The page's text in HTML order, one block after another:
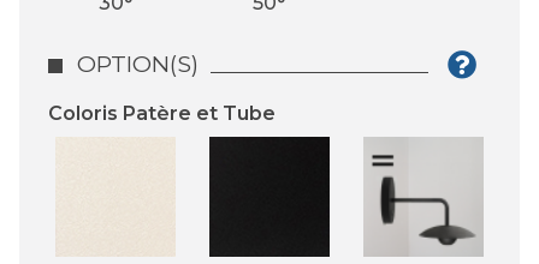
OPTION(S)
Coloris Patère et Tube